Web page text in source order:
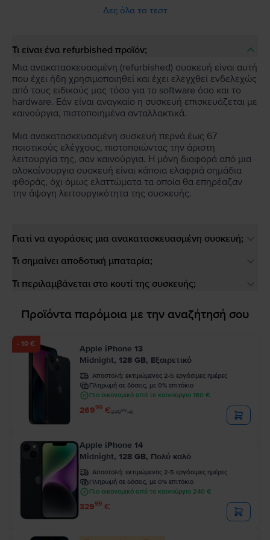
Δες όλα τα τεστ
Τι είναι ένα refurbished προϊόν;
Μια ανακατασκευασμένη (refurbished) συσκευή είναι αυτή
που έχει ήδη χρησιμοποιηθεί και έχει ελεγχθεί ενδελεχώς
από τους ειδικούς μας τόσο για το software όσο και το
hardware. Εάν είναι αναγκαίο η συσκευή επισκευάζεται με
καινούργια, πιστοποιημένα ανταλλακτικά.
Μια ανακατασκευασμένη συσκευή περνά έως 67
ποιοτικούς ελέγχους, πιστοποιώντας την άριστη
λειτουργία της, σαν καινούργια. Η μόνη διαφορά από μια
ολοκαίνουργια συσκευή είναι κάποια ελαφριά σημάδια
φθοράς, όχι όμως ελαττώματα τα οποία θα επηρέαζαν
την άψογη λειτουργικότητα της συσκευής.
Γιατί να αγοράσεις μια ανακατασκευασμένη συσκευή;
Τι σημαίνει αποδοτική μπαταρία;
Τι περιλαμβάνεται στο κουτί της συσκευής;
Προϊόντα παρόμοια με την αναζήτησή σου
- 10 €
Apple iPhone 13
Midnight, 128 GB, Εξαιρετικό
Αποστολή: εκτιμώμενος 2-5 εργάσιμες ημέρες
Πληρωμή σε δόσεις, με 0% επιτόκιο
Πιο οικονομικό από το καινούργιο 180 €
26999 €27999€
Apple iPhone 14
Midnight, 128 GB, Πολύ καλό
Αποστολή: εκτιμώμενος 2-5 εργάσιμες ημέρες
Πληρωμή σε δόσεις, με 0% επιτόκιο
Πιο οικονομικό από το καινούργιο 240 €
32999 €